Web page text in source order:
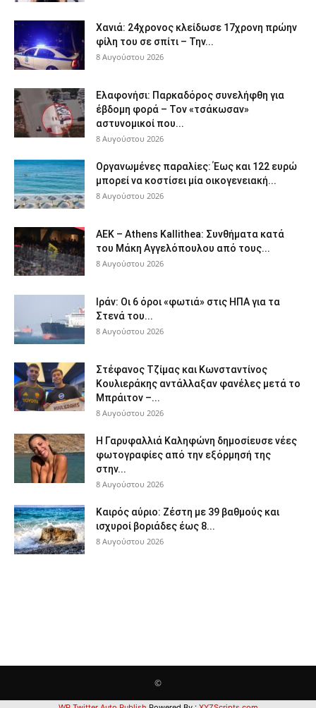
Χανιά: 24χρονος κλείδωσε 17χρονη πρώην
φίλη του σε σπίτι – Την...
8 Αυγούστου 2026
Ελαφονήσι: Παρκαδόρος συνελήφθη για
έβδομη φορά – Τον «τσάκωσαν»
αστυνομικοί που...
8 Αυγούστου 2026
Οργανωμένες παραλίες: Έως και 122 ευρώ
μπορεί να κοστίσει μία οικογενειακή...
8 Αυγούστου 2026
ΑΕΚ – Athens Kallithea: Συνθήματα κατά
του Μάκη Αγγελόπουλου από τους...
8 Αυγούστου 2026
Ιράν: Οι 6 όροι «φωτιά» στις ΗΠΑ για τα
Στενά του...
8 Αυγούστου 2026
Στέφανος Τζίμας και Κωνσταντίνος
Κουλιεράκης αντάλλαξαν φανέλες μετά το
Μπράιτον –...
8 Αυγούστου 2026
Η Γαρυφαλλιά Καληφώνη δημοσίευσε νέες
φωτογραφίες από την εξόρμησή της
στην...
8 Αυγούστου 2026
Καιρός αύριο: Ζέστη με 39 βαθμούς και
ισχυροί βοριάδες έως 8...
8 Αυγούστου 2026
©